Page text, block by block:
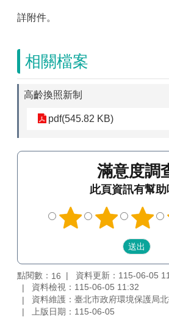
詳附件。
相關檔案
高齡換照新制
pdf(545.82 KB)
滿意度調
此頁資訊有幫助
點閱數： 16
資料更新：115-06-05
資料檢視：115-06-05 11:32
資料維護：臺北市政府環境保護局
上版日期：115-06-05